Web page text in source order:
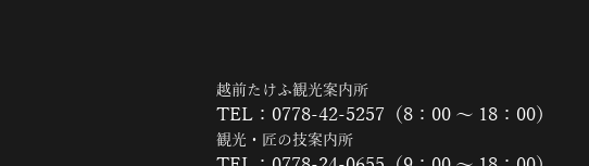
越前たけふ観光案内所
TEL：0778-42-5257（8：00 ～ 18：00）
観光・匠の技案内所